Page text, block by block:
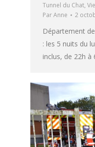
Tunnel du Chat,
ParAnne 2
Département
: les 5 nuits du
inclus, de 22h